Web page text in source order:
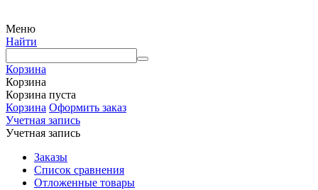
Меню
Найти
Корзина
Корзина
Корзина пуста
Корзина Оформить заказ
Учетная запись
Учетная запись
Заказы
Список сравнения
Отложенные товары